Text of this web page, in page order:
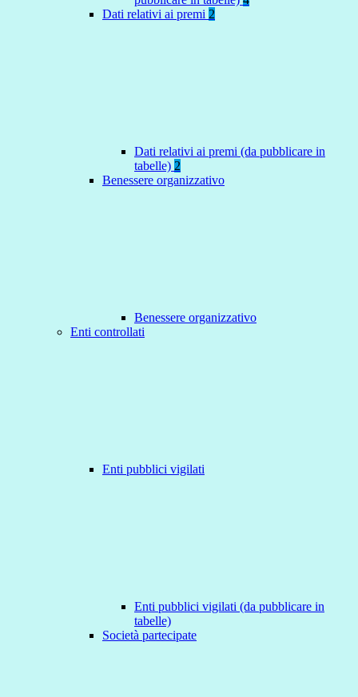
Dati relativi ai premi 2
Dati relativi ai premi (da pubblicare in
tabelle) 2
Benessere organizzativo
Benessere organizzativo
Enti controllati
Enti pubblici vigilati
Enti pubblici vigilati (da pubblicare in
tabelle)
Società partecipate